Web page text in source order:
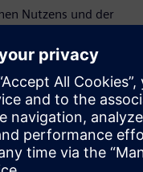
Nutzens und der
in